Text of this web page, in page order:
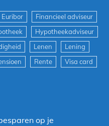
Euribor
Financieel adviseur
Hypotheekadviseur
Lenen
Lening
Rente Visa card
op je